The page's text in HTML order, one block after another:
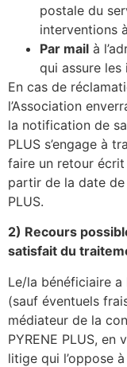
postale du
interventions
Par mail à
qui assure
En cas de
l’Association
la notification de sa
PLUS s’engage à
faire un retour
partir de la date de
PLUS.
2) Recours
satisfait du
Le/la bénéficiaire
(sauf éventuels
médiateur de la
PYRENE PLUS, en
litige qui l’oppose